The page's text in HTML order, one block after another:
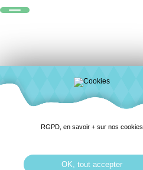
RGPD, en savoir + sur nos cookies
OK, tout accepter